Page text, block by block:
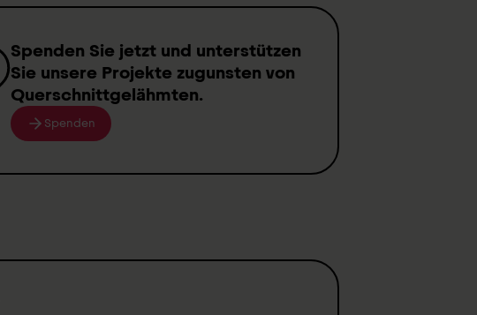
Spenden Sie jetzt und unterstützen
Sie unsere Projekte zugunsten von
Querschnittgelähmten.
Spenden